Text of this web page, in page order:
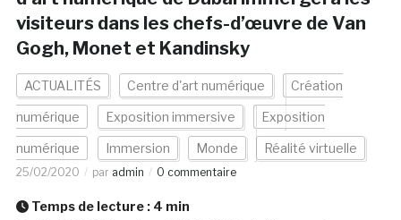
visiteurs dans les chefs-d’œuvre de Van
Gogh, Monet et Kandinsky
ACTUALITÉS Centre d'art numérique Création
numérique Exposition immersive Exposition
numérique Immersion Monde Réalité virtuelle
25/02/2020 par admin 0 commentaire
Temps de lecture : 4 min